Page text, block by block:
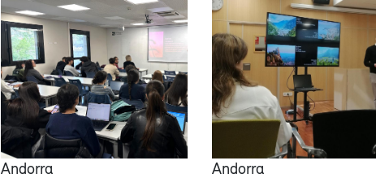
Andorra
Andorra